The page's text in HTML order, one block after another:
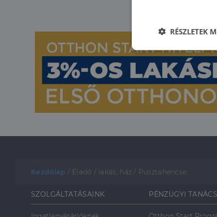
Kezdőlap / Eladó / lakás, ház / Pusztahencse
SZOLGÁLTATÁSAINK PÉNZÜGYI
RÉSZLETEK
szükséges
Név
li_gc